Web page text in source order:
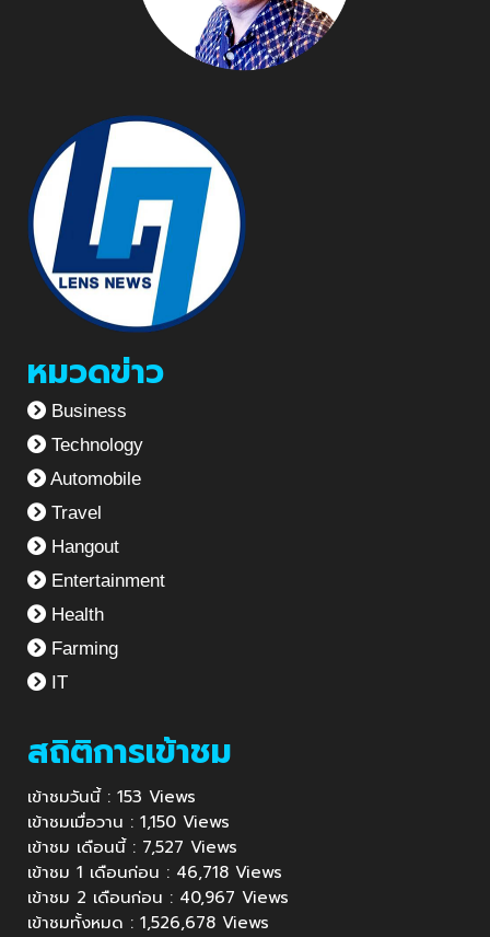
หมวดข่าว
Business
Technology
Automobile
Travel
Hangout
Entertainment
Health
Farming
IT
สถิติการเข้าชม
เข้าชมวันนี้ : 153 Views
เข้าชมเมื่อวาน : 1,150 Views
เข้าชม เดือนนี้ : 7,527 Views
เข้าชม 1 เดือนก่อน : 46,718 Views
เข้าชม 2 เดือนก่อน : 40,967 Views
เข้าชมทั้งหมด : 1,526,678 Views